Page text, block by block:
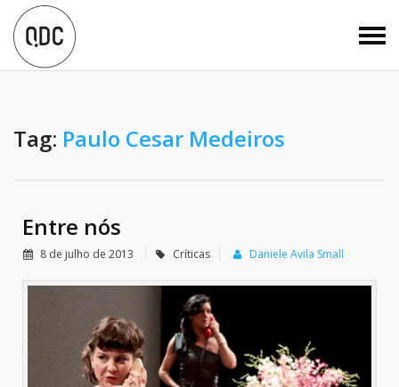
Tag: Paulo Cesar Medeiros
Entre nós
8 de julho de 2013 Críticas Daniele Avila Small